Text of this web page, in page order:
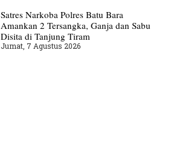
Satres Narkoba Polres Batu Bara
Amankan 2 Tersangka, Ganja dan Sabu
Disita di Tanjung Tiram
Jumat, 7 Agustus 2026